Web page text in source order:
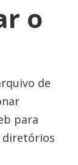
o
de
para
diretórios